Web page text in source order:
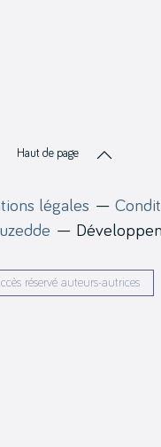
Haut de page
légales —
—
réservé auteurs-autrices